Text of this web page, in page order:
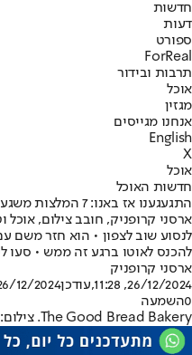
חדשות
דעות
ספורט
ForReal
תרבות ובידור
אוכל
מגזין
אנחנו מגייסים
English
X
אוכל
חדשות האוכל
התגעגענו אז באנו: 7 המלצות משגעות בצפון
ארסני קרופניק, חובב צילום, אוכל
לנסוע שוב לצפון • הוא חזר משם
להכנס לאוטו ברגע זה ממש • סעו
ארסני קרופניק
26/12/2024, 11:28
,עודכן12/2024, 12:04
0השמעה
The Good Bread Bakery. צילום: טל ברנד, מתוך האינסטגרם של המקום